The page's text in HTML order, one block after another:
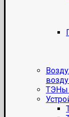
ТЭНы